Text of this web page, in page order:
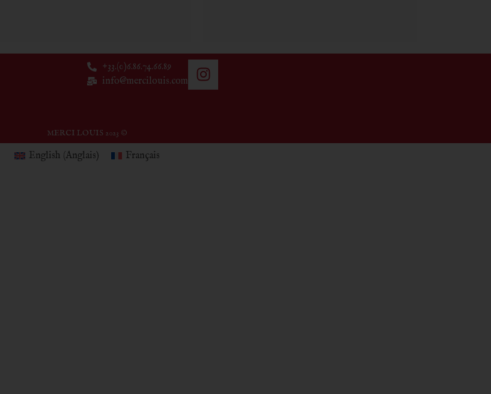
+33.(0)6.86.74.66.89
info@mercilouis.com​
MERCI LOUIS 2023 ©
English (Anglais) Français